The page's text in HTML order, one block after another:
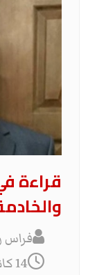
قراءة
فراس
14 كانون2/يناير 2021